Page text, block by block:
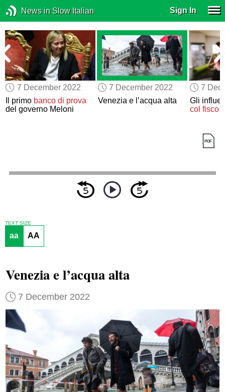
News in Slow Italian Sign In
7 December 2022
Il primo banco di prova
del governo Meloni
7 December 2022
Venezia e l’acqua alta
7
Gli
col fisco
TEXT SIZE
aa AA
Venezia e l’acqua alta
7 December 2022